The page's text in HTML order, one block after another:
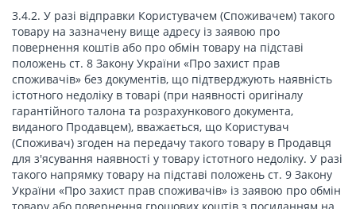
3.4.2. У разі відправки Користувачем (Споживачем) такого
товару на зазначену вище адресу із заявою про
повернення коштів або про обмін товару на підставі
положень ст. 8 Закону України «Про захист прав
споживачів» без документів, що підтверджують наявність
істотного недоліку в товарі (при наявності оригіналу
гарантійного талона та розрахункового документа,
виданого Продавцем), вважається, що Користувач
(Споживач) згоден на передачу такого товару в Продавця
для з'ясування наявності у товару істотного недоліку. У разі
такого напрямку товару на підставі положень ст. 9 Закону
України «Про захист прав споживачів» із заявою про обмін